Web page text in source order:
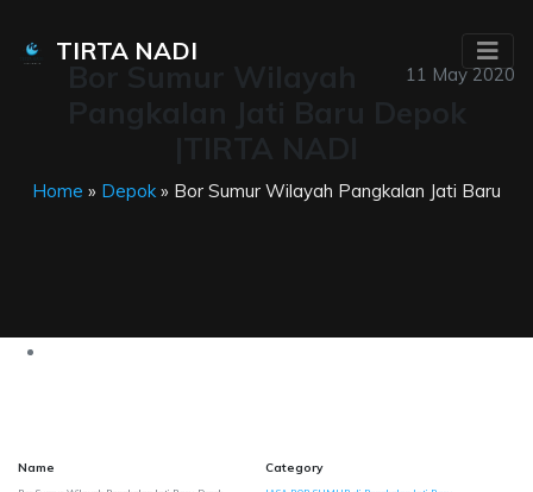
TIRTA NADI
11 May 2020
Home » Depok» Bor Sumur Wilayah Pangkalan Jati Baru
Name Category